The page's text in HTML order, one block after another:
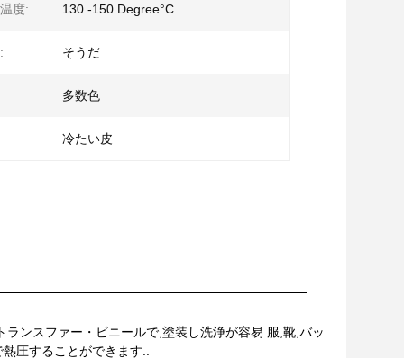
度: 130 -150 Degree°C
そうだ
多数色
冷たい皮
ンスファー・ビニールで,塗装し洗浄が容易.服,靴,バッ
圧することができます..